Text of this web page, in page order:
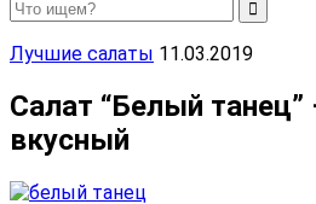
Лучшие салаты 11.03.2019
Салат “Белый танец”
вкусный